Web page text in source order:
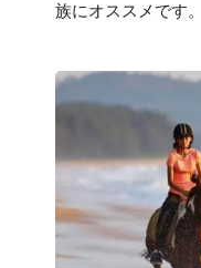
族にオススメです。